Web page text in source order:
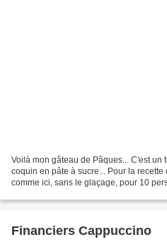
Voilà mon gâteau de Pâques... C'est un
coquin en pâte à sucre... Pour la
comme ici, sans le glaçage, pour 10
Financiers Cappuccino